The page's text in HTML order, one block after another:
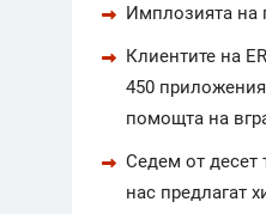
Имплозията на
Клиентите на
450 приложения
помощта на
Седем от десет
нас предлагат